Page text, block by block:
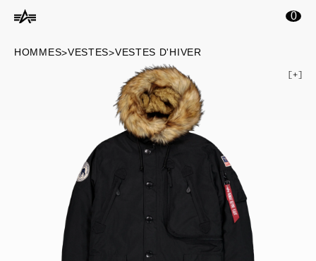
principal 0
HOMMES>VESTES>VESTES D'HIVER